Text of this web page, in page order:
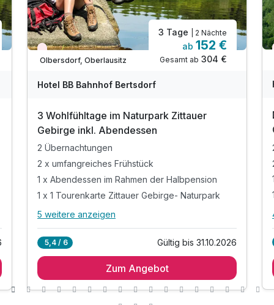
Aktuell ausgebucht
Olbersdorf, Oberlausitz
3 Tage | 2 Nächte
ab 152 €
Gesamt ab 304 €
Hotel BB Bahnhof Bertsdorf
3 Wohlfühltage im Naturpark Zittauer
Gebirge inkl. Abendessen
2 Übernachtungen
2 x umfangreiches Frühstück
1 x Abendessen im Rahmen der Halbpension
1 x 1 Tourenkarte Zittauer Gebirge- Naturpark
Alle Inklusivleistungen
2 x umfangreiches Frühstück
1 x Abendessen im Rahmen der Halbpension
5 weitere anzeigen
5,4 / 6 Gültig bis 31.10.2026
Zum Angebot